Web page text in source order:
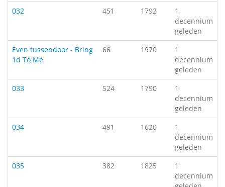
032
451 1792
1
decennium
geleden
Even tussendoor - Bring
1d To Me
66 1970
1
decennium
geleden
033
524 1790
1
decennium
geleden
034
491 1620
1
decennium
geleden
035
382 1825
1
decennium